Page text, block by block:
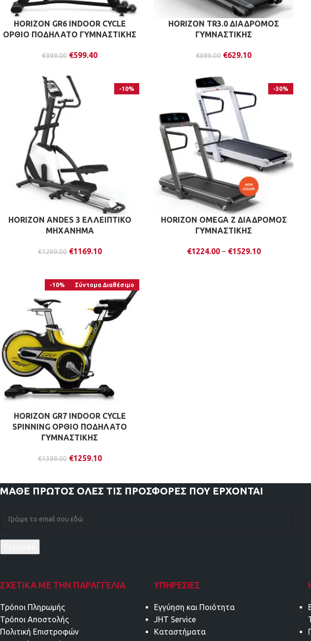
HORIZON GR6 INDOOR CYCLE
ΟΡΘΙΟ ΠΟΔΗΛΑΤΟ ΓΥΜΝΑΣΤΙΚΗΣ
€999.00 €599.40
HORIZON TR3.0 ΔΙΑΔΡΟΜΟΣ
ΓΥΜΝΑΣΤΙΚΗΣ
€699.00 €629.10
-10%
HORIZON ANDES 3 ΕΛΛΕΙΠΤΙΚΟ
ΜΗΧΑΝΗΜΑ
€1299.00 €1169.10
-30%
HORIZON OMEGA Z ΔΙΑΔΡΟΜΟΣ
ΓΥΜΝΑΣΤΙΚΗΣ
€1224.00 – €1529.10
-10% Σύντομα Διαθέσιμο
HORIZON GR7 INDOOR CYCLE
SPINNING ΟΡΘΙΟ ΠΟΔΗΛΑΤΟ
ΓΥΜΝΑΣΤΙΚΗΣ
€1399.00 €1259.10
ΜΑΘΕ ΠΡΩΤΟΣ ΟΛΕΣ ΤΙΣ ΠΡΟΣΦΟΡΕΣ ΠΟΥ ΕΡΧΟΝΤΑΙ
ΣΧΕΤΙΚΑ ΜΕ ΤΗΝ ΠΑΡΑΓΓΕΛΙΑ
Τρόποι Πληρωμής
Τρόποι Αποστολής
Πολιτική Επιστροφών
ΥΠΗΡΕΣΊΕΣ
Εγγύηση και Ποιότητα
JHT Service
Καταστήματα